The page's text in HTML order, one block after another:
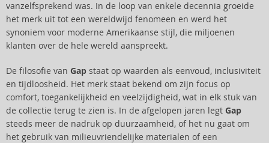
vanzelfsprekend was. In de loop van enkele decennia groeide
het merk uit tot een wereldwijd fenomeen en werd het
synoniem voor moderne Amerikaanse stijl, die miljoenen
klanten over de hele wereld aanspreekt.
De filosofie van Gap staat op waarden als eenvoud, inclusiviteit
en tijdloosheid. Het merk staat bekend om zijn focus op
comfort, toegankelijkheid en veelzijdigheid, wat in elk stuk van
de collectie terug te zien is. In de afgelopen jaren legt Gap
steeds meer de nadruk op duurzaamheid, of het nu gaat om
het gebruik van milieuvriendelijke materialen of een